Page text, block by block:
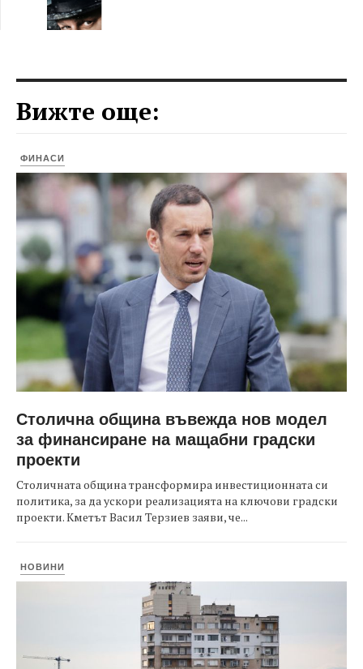
Вижте още:
ФИНАСИ
Столична община въвежда нов модел
за финансиране на мащабни градски
проекти
Столичната община трансформира инвестиционната си
политика, за да ускори реализацията на ключови градски
проекти. Кметът Васил Терзиев заяви, че...
НОВИНИ